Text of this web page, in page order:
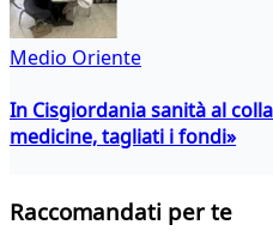
Medio Oriente
In Cisgiordania sanità al
medicine, tagliati i fondi»
Raccomandati per te